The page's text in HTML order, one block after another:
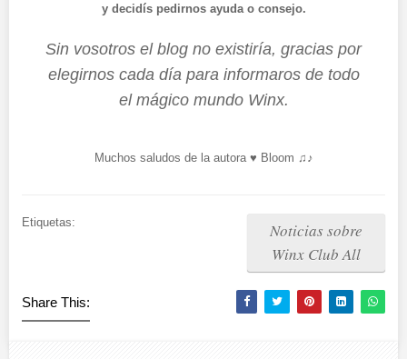
y decidís pedirnos ayuda o consejo.
Sin vosotros el blog no existiría, gracias por
elegirnos cada día para informaros de todo
el mágico mundo Winx.
Muchos saludos de la autora ♥ Bloom ♫♪
Etiquetas:
Noticias sobre
Winx Club All
Share This: